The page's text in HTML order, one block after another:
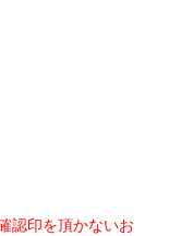
認印を頂かないお